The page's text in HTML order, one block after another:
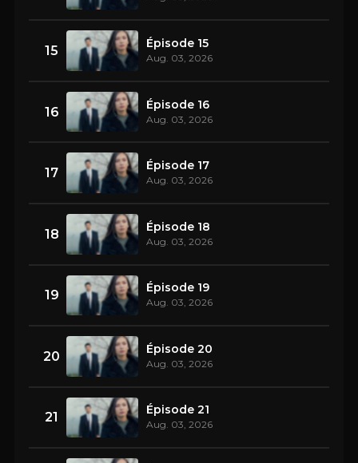
15 Épisode 15
Aug. 03, 2026
16 Épisode 16
Aug. 03, 2026
17 Épisode 17
Aug. 03, 2026
18 Épisode 18
Aug. 03, 2026
19 Épisode 19
Aug. 03, 2026
20 Épisode 20
Aug. 03, 2026
21 Épisode 21
Aug. 03, 2026